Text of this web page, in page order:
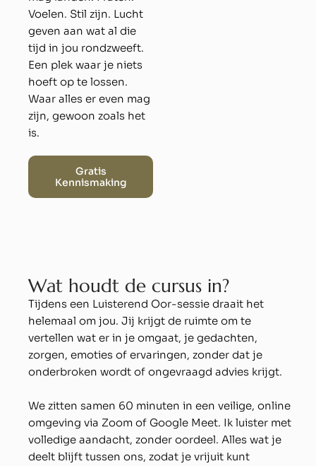
Voelen. Stil zijn. Lucht
geven aan wat al die
tijd in jou rondzweeft.
Een plek waar je niets
hoeft op te lossen.
Waar alles er even mag
zijn, gewoon zoals het
is.
Gratis
Kennismaking
Wat houdt de cursus in?
Tijdens een Luisterend Oor-sessie draait het
helemaal om jou. Jij krijgt de ruimte om te
vertellen wat er in je omgaat, je gedachten,
zorgen, emoties of ervaringen, zonder dat je
onderbroken wordt of ongevraagd advies krijgt.
We zitten samen 60 minuten in een veilige, online
omgeving via Zoom of Google Meet. Ik luister met
volledige aandacht, zonder oordeel. Alles wat je
deelt blijft tussen ons, zodat je vrijuit kunt